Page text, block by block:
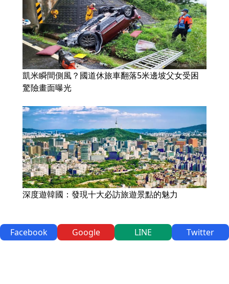
凱米瞬間側風？國道休旅車翻落5米邊坡父女受困
驚險畫面曝光
深度遊韓國：發現十大必訪旅遊景點的魅力
Facebook Google LINE Twitter